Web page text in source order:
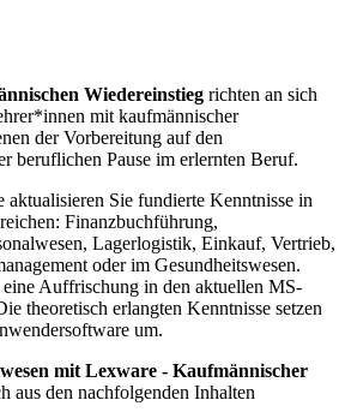
Wiedereinstieg richten an sich
mit kaufmännischer
der Vorbereitung auf den
beruflichen Pause im erlernten Beruf.
aktualisieren Sie fundierte Kenntnisse in
Finanzbuchführung,
Lagerlogistik, Einkauf, Vertrieb,
oder im Gesundheitswesen.
eine Auffrischung in den aktuellen MS-
theoretisch erlangten Kenntnisse setzen
um.
mit Lexware - Kaufmännischer
aus den nachfolgenden Inhalten